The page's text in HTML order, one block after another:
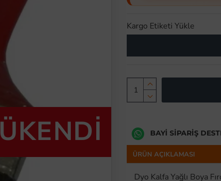
Kargo Etiketi Yükle
BAYI SIPARIŞ
ÜRÜN AÇIKLAMASI
Dyo Kalfa Yağlı Boya